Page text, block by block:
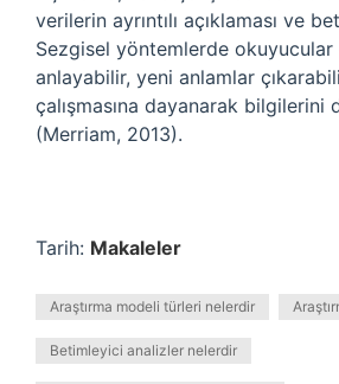
verilerin ayrıntılı açıklaması ve
Sezgisel yöntemlerde
anlayabilir, yeni anlamlar
çalışmasına dayanarak bilgilerini
(Merriam, 2013).
Tarih: Makaleler
Araştırma modeli türleri nelerdir
Betimleyici analizler nelerdir